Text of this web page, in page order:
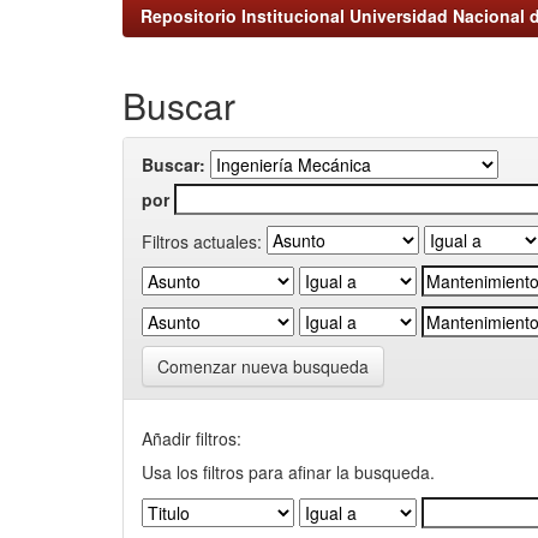
Repositorio Institucional Universidad Nacional
Buscar
Buscar:
por
Filtros actuales:
Comenzar nueva busqueda
Añadir filtros:
Usa los filtros para afinar la busqueda.